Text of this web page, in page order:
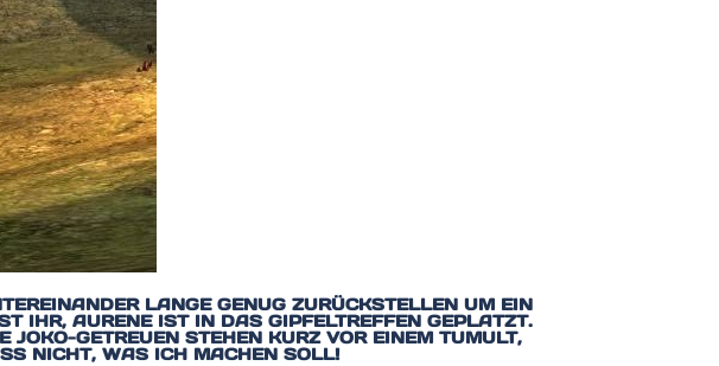
LANGE GENUG ZURÜCKSTELLEN UM EIN
AURENE IST IN DAS GIPFELTREFFEN GEPLATZT. U
GETREUEN STEHEN KURZ VOR EINEM TUMULT, A
NICHT, WAS ICH MACHEN SOLL!